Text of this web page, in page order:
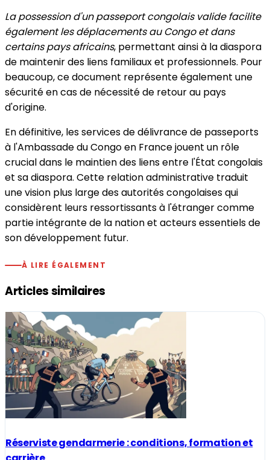
La possession d'un passeport congolais valide facilite
également les déplacements au Congo et dans
certains pays africains, permettant ainsi à la diaspora
de maintenir des liens familiaux et professionnels. Pour
beaucoup, ce document représente également une
sécurité en cas de nécessité de retour au pays
d'origine.
En définitive, les services de délivrance de passeports
à l'Ambassade du Congo en France jouent un rôle
crucial dans le maintien des liens entre l'État congolais
et sa diaspora. Cette relation administrative traduit
une vision plus large des autorités congolaises qui
considèrent leurs ressortissants à l'étranger comme
partie intégrante de la nation et acteurs essentiels de
son développement futur.
À LIRE ÉGALEMENT
Articles similaires
Réserviste gendarmerie : conditions, formation et